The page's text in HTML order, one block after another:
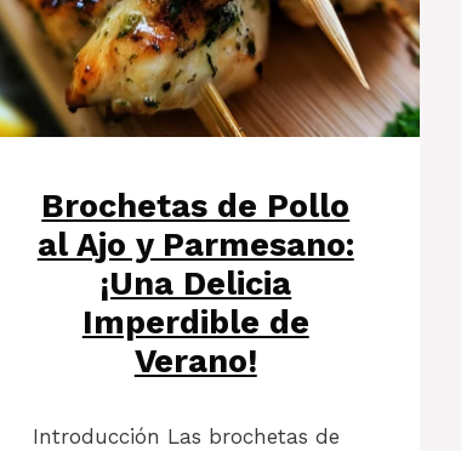
Brochetas de Pollo
al Ajo y Parmesano:
¡Una Delicia
Imperdible de
Verano!
Introducción Las brochetas de